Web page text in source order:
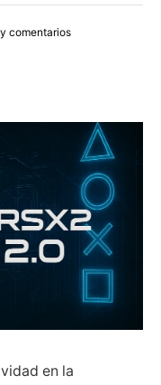
comentarios
en la